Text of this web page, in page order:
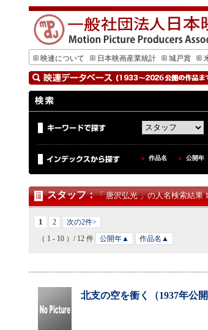
映連について
日本映画産業統計 城戸賞
作品名 公開年
スタッフ：「 唐沢弘光 」の人名検索結果
1 2
次の2件>
（ 1 - 10 ）/ 12 件
公開年▲ 作品名▲
北支の空を衝く（1937年公開